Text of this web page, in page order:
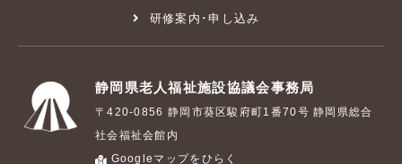
研修案内･申し込み
静岡県老人福祉施設協議会事務局
〒420-0856 静岡市葵区駿府町1番70号 静岡県総合
社会福祉会館内
Googleマップをひらく